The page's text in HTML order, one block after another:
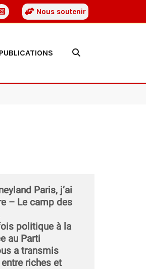
Nous soutenir
PUBLICATIONS
Paris, j’ai
– Le camp des
politique à la
au Parti
a transmis
riches et